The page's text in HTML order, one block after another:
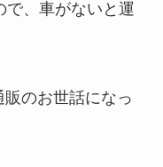
で、車がないと運
のお世話になっ